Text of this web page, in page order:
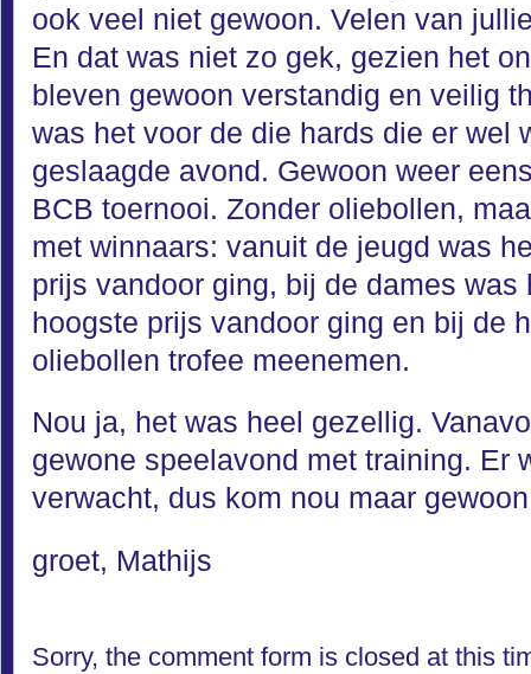
ook veel niet gewoon. Velen van
En dat was niet zo gek, gezien het
bleven gewoon verstandig en veilig
was het voor de die hards die er wel
geslaagde avond. Gewoon weer
BCB toernooi. Zonder oliebollen,
met winnaars: vanuit de jeugd was
prijs vandoor ging, bij de dames was
hoogste prijs vandoor ging en bij de
oliebollen trofee meenemen.
Nou ja, het was heel gezellig.
gewone speelavond met training. Er
verwacht, dus kom nou maar
groet, Mathijs
Sorry, the comment form is closed at this